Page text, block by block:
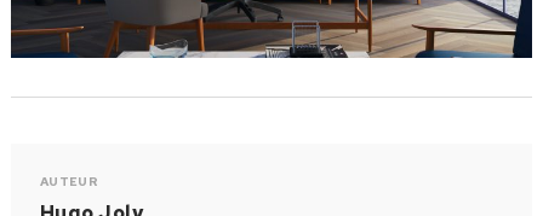
AUTEUR